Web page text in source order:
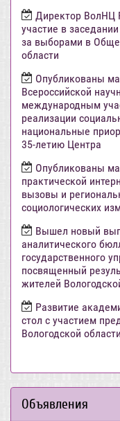
Директор ВолНЦ
участие в
за выборами в
области
Опубликованы
Всероссийской
международным
реализации
национальные
35-летию Центра
Опубликованы
практической
вызовы и
социологических
Вышел новый
аналитического
государственного
посвященный
жителей
Развитие
стол с участием
Вологодской области
Объявления